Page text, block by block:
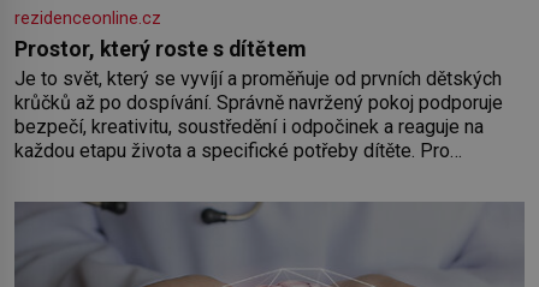
rezidenceonline.cz
Prostor, který roste s dítětem
Je to svět, který se vyvíjí a proměňuje od prvních dětských
krůčků až po dospívání. Správně navržený pokoj podporuje
bezpečí, kreativitu, soustředění i odpočinek a reaguje na
každou etapu života a specifické potřeby dítěte. Pro
by pokoj miminka měl působit především klidně a útulně.
Předškolní věk je